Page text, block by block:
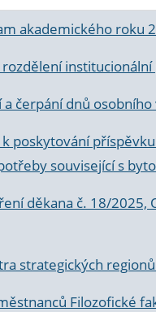
akademického roku
čerpání dnů
poskytování
související s
děkana č. 18/
strategických
Filozofické